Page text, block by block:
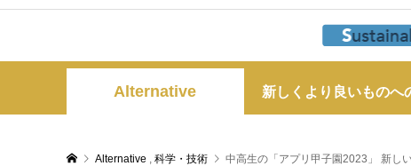
Alternative 新しくより良いものへ
Alternative , 科学・技術 中高生の「アプリ甲子園2023」 新し